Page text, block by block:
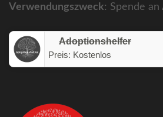
Verwendungszweck: Spende
Adoptionshelfer
Preis: Kostenlos